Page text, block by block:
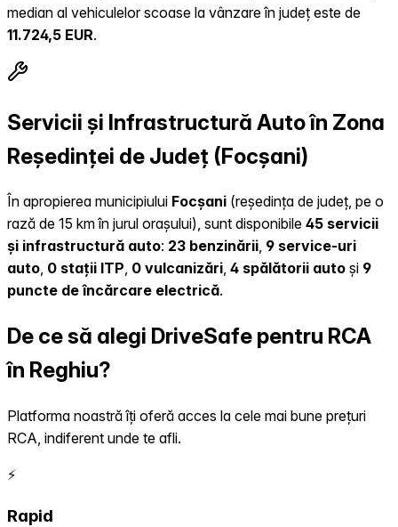
median al vehiculelor scoase la vânzare în județ este de
11.724,5 EUR.
Servicii și Infrastructură Auto în Zona
Reședinței de Județ (Focșani)
În apropierea municipiului Focșani (reședința de județ, pe o
rază de 15 km în jurul orașului), sunt disponibile 45 servicii
și infrastructură auto: 23 benzinării, 9 service-uri
auto, 0 stații ITP, 0 vulcanizări, 4 spălătorii auto și 9
puncte de încărcare electrică.
De ce să alegi DriveSafe pentru RCA
în Reghiu?
Platforma noastră îți oferă acces la cele mai bune prețuri
RCA, indiferent unde te afli.
⚡
Rapid